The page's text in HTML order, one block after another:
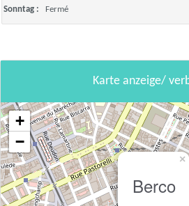
Sonntag : Fermé
Karte anzeige/
Berco
×
+
−